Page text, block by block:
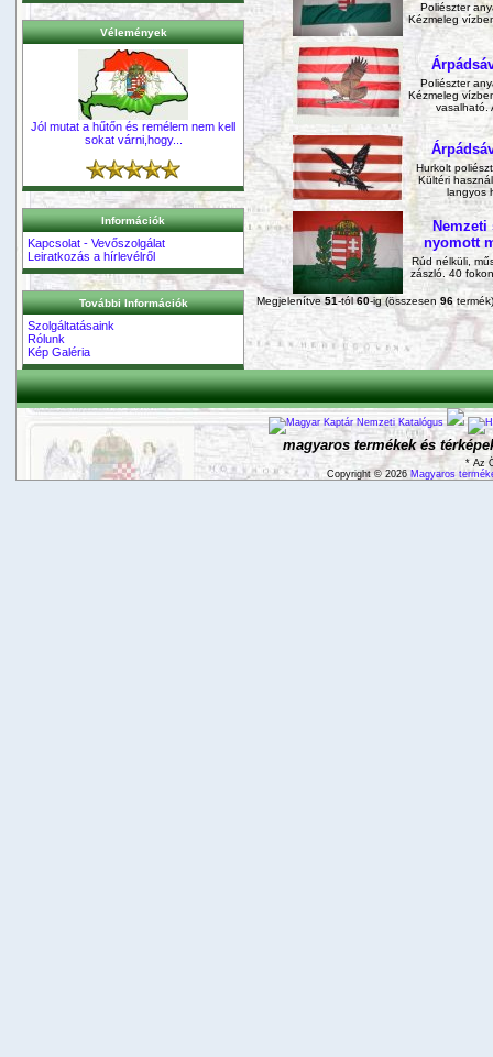
Vélemények
Jól mutat a hűtőn és remélem nem kell
sokat várni,hogy...
Információk
Kapcsolat - Vevőszolgálat
Leiratkozás a hírlevélről
További Információk
Szolgáltatásaink
Rólunk
Kép Galéria
Poliészter
Kézmeleg
Poliészter
Kézmeleg
vasalható.
Hurkolt
Kültéri
langyos
nyomott
Rúd nélküli,
zászló. 40
Megjelenítve51-tól60-ig (összesen 96 termék)
magyaros termékek és
* Az
Copyright © 2026 Magyaros